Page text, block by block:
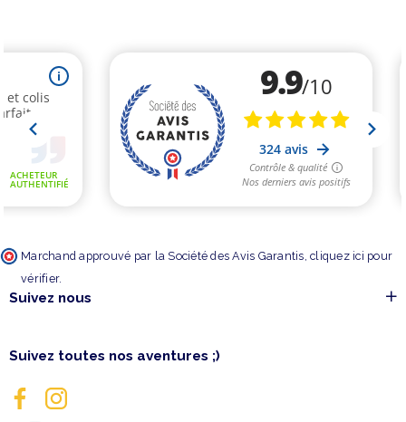
Marchand approuvé par la Société des Avis Garantis, cliquez ici pour
vérifier.
Suivez nous
Suivez toutes nos aventures ;)